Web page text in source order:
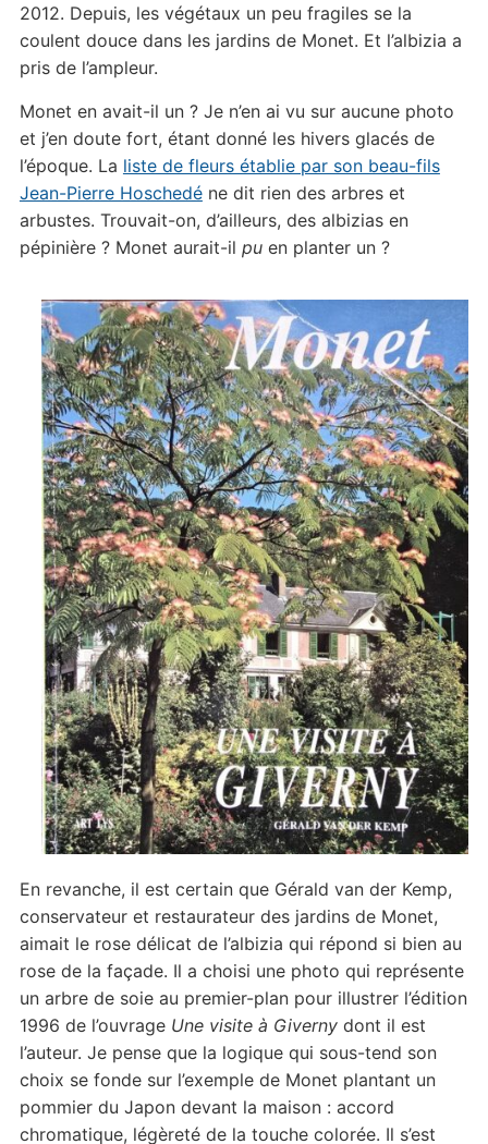
2012. Depuis, les végétaux un peu fragiles se la
coulent douce dans les jardins de Monet. Et l’albizia a
pris de l’ampleur.
Monet en avait-il un ? Je n’en ai vu sur aucune photo
et j’en doute fort, étant donné les hivers glacés de
l’époque. La liste de fleurs établie par son beau-fils
Jean-Pierre Hoschedéne dit rien des arbres et
arbustes. Trouvait-on, d’ailleurs, des albizias en
pépinière ? Monet aurait-il pu en planter un ?
En revanche, il est certain que Gérald van der Kemp,
conservateur et restaurateur des jardins de Monet,
aimait le rose délicat de l’albizia qui répond si bien au
rose de la façade. Il a choisi une photo qui représente
un arbre de soie au premier-plan pour illustrer l’édition
1996 de l’ouvrage Une visite à Givernydont il est
l’auteur. Je pense que la logique qui sous-tend son
choix se fonde sur l’exemple de Monet plantant un
pommier du Japon devant la maison : accord
chromatique, légèreté de la touche colorée. Il s’est